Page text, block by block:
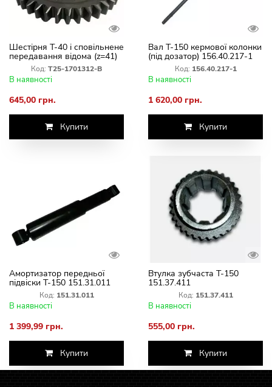
Шестірня Т-40 і сповільнене
передавання відома (z=41)
Т25-1701312-В
Код: Т25-1701312-В
В наявності
645,00 грн.
Купити
Вал Т-150 кермової колонки
(під дозатор) 156.40.217-1
Код: 156.40.217-1
В наявності
1 620,00 грн.
Купити
Амортизатор передньої
підвіски Т-150 151.31.011
Код: 151.31.011
В наявності
1 399,99 грн.
Купити
Втулка зубчаста Т-150
151.37.411
Код: 151.37.411
В наявності
555,00 грн.
Купити